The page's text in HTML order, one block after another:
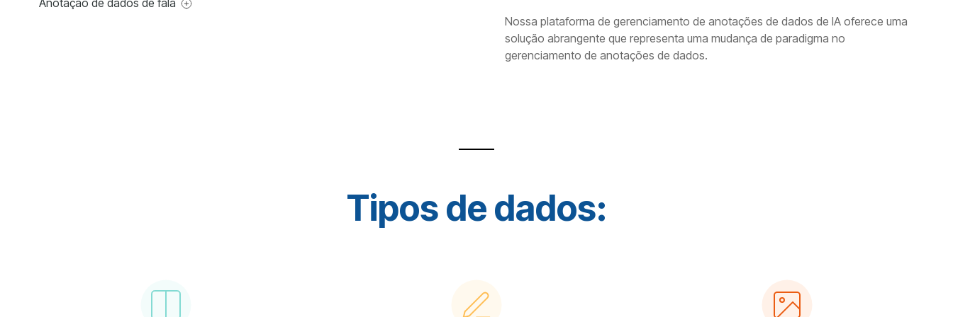
Anotação de dados de fala
Nossa plataforma de gerenciamento de anotações de dados de IA oferece uma
solução abrangente que representa uma mudança de paradigma no
gerenciamento de anotações de dados.
Tipos de dados: